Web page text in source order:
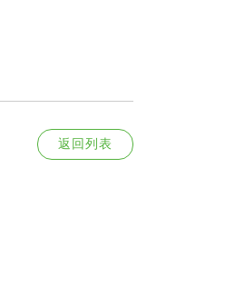
返回列表